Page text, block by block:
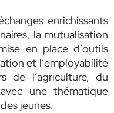
enrichissants
la mutualisation
en place d’outils
et l’employabilité
de l’agriculture, du
une thématique
jeunes.